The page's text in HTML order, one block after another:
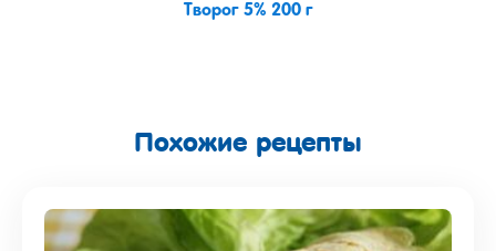
Творог 5% 200 г
Похожие рецепты